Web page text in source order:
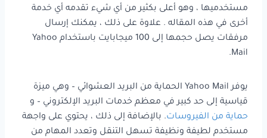
مستخدميها ، وهو أعلى بكثير من أي شيء تقدمه أي خدمة
أخرى في هذه المقاله . علاوة على ذلك ، يمكنك إرسال
مرفقات يصل حجمها إلى 100 ميجابايت باستخدام Yahoo
Mail.
يوفر Yahoo Mail الحماية من البريد العشوائي – وهي ميزة
قياسية إلى حد كبير في معظم خدمات البريد الإلكتروني – و
حماية من الفيروسات. بالإضافة إلى ذلك ، يحتوي على واجهة
مستخدم لطيفة ونظيفة تسهل التنقل وتعدد المهام من